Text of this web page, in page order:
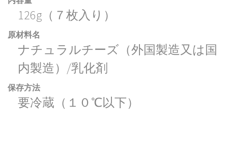
126g（７枚入り）
原材料名
ナチュラルチーズ（外国製造又は国
内製造）/乳化剤
保存方法
要冷蔵（１０℃以下）